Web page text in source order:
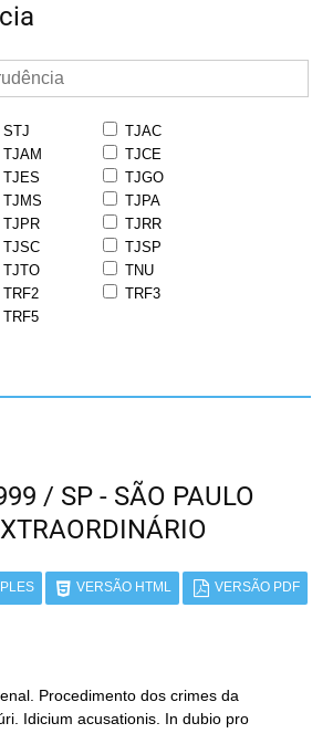
STJ
TJAC
TJAM
TJCE
TJES
TJGO
TJMS
TJPA
TJPR
TJRR
TJSC
TJSP
TJTO
TNU
TRF2
TRF3
TRF5
/ SP - SÃO PAULO
VERSÃO HTML VERSÃO PDF
Procedimento dos crimes da